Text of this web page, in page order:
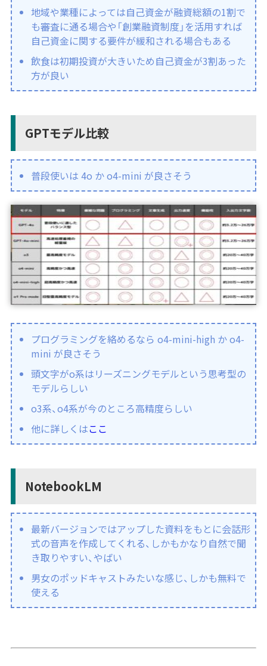
地域や業種によっては自己資金が融資総額の1割で
も審査に通る場合や「創業融資制度」を活用すれば
自己資金に関する要件が緩和される場合もある
飲食は初期投資が大きいため自己資金が3割あった
方が良い
GPTモデル比較
普段使いは 4o か o4-mini が良さそう
プログラミングを絡めるなら o4-mini-high か o4-
mini が良さそう
頭文字がo系はリーズニングモデルという思考型の
モデルらしい
o3系、o4系が今のところ高精度らしい
他に詳しくはここ
NotebookLM
最新バージョンではアップした資料をもとに会話形
式の音声を作成してくれる、しかもかなり自然で聞
き取りやすい、やばい
男女のポッドキャストみたいな感じ、しかも無料で
使える